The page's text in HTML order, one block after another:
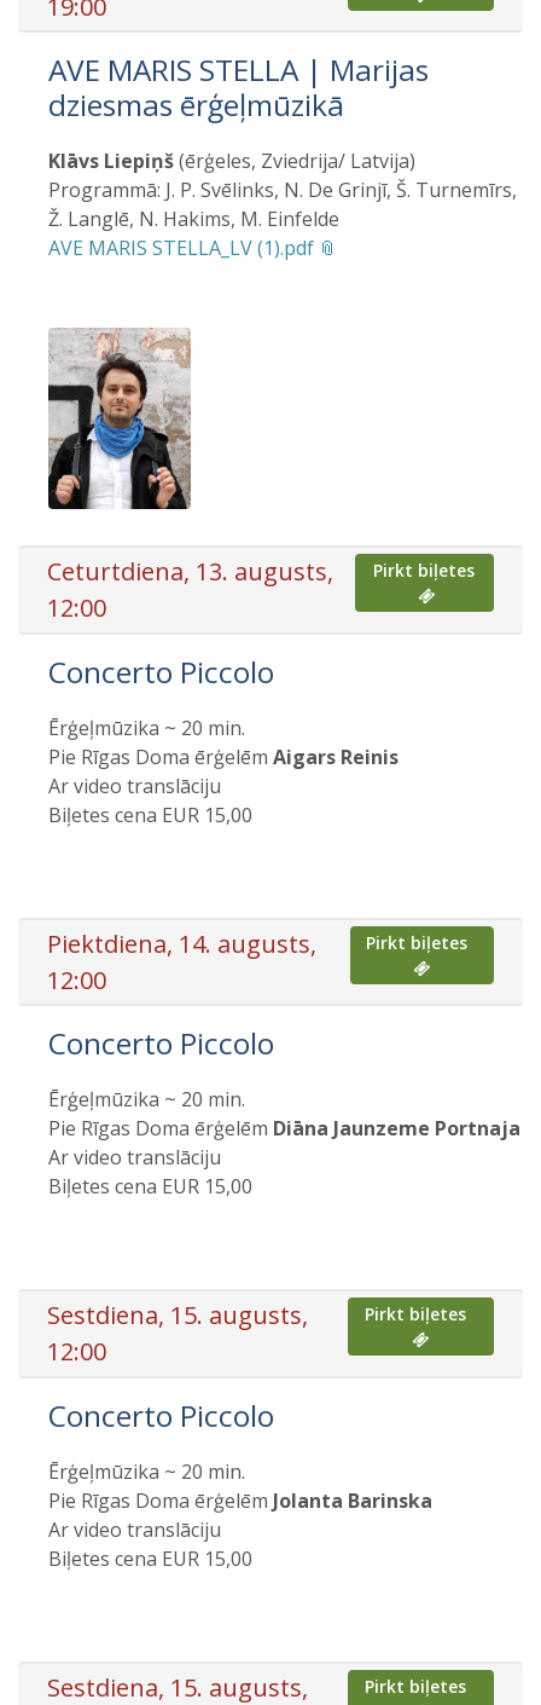
AVE MARIS STELLA | Marijas
dziesmas ērģeļmūzikā
Klāvs Liepiņš(ērģeles, Zviedrija/ Latvija)
Programmā: J. P. Svēlinks, N. De Grinjī, Š. Turnemīrs,
Ž. Langlē, N. Hakims, M. Einfelde
AVE MARIS STELLA_LV (1).pdf
Ceturtdiena, 13. augusts,
12:00
Pirkt biļetes
Concerto Piccolo
Ērģeļmūzika ~ 20 min.
Pie Rīgas Doma ērģelēm Aigars Reinis
Ar video translāciju
Biļetes cena EUR 15,00
Piektdiena, 14. augusts,
12:00
Pirkt biļetes
Concerto Piccolo
Ērģeļmūzika ~ 20 min.
Pie Rīgas Doma ērģelēm Diāna Jaunzeme Portnaja
Ar video translāciju
Biļetes cena EUR 15,00
Sestdiena, 15. augusts,
12:00
Pirkt biļetes
Concerto Piccolo
Ērģeļmūzika ~ 20 min.
Pie Rīgas Doma ērģelēm Jolanta Barinska
Ar video translāciju
Biļetes cena EUR 15,00
Sestdiena, 15. augusts,
Pirkt biļetes